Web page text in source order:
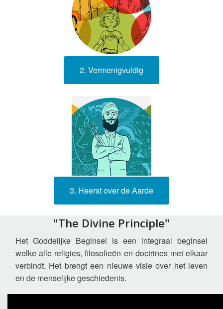
2. Vermenigvuldig
3. Heerst over de Aarde
"The Divine Principle"
Het Goddelijke Beginsel is een integraal beginsel
welke alle religies, filosofieën en doctrines met elkaar
verbindt. Het brengt een nieuwe visie over het leven
en de menselijke geschiedenis.